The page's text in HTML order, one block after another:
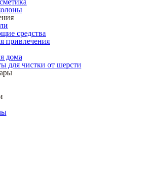
средства
привлечения
дома
для чистки от шерсти